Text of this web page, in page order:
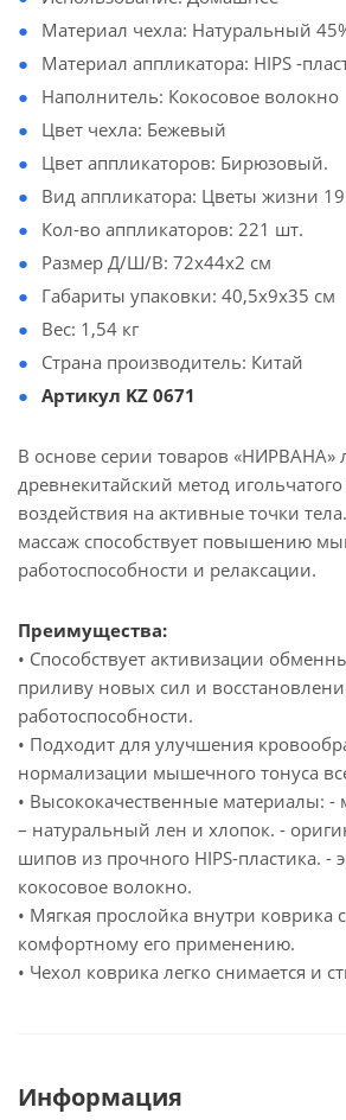
Материал чехла: Натуральный
Материал аппликатора: HIPS -
Наполнитель: Кокосовое волокно
Цвет чехла: Бежевый
Цвет аппликаторов: Бирюзовый.
Вид аппликатора: Цветы жизни 19
Кол-во аппликаторов: 221 шт.
Размер Д/Ш/В: 72х44х2 см
Габариты упаковки: 40,5х9х35 см
Вес: 1,54 кг
Страна производитель: Китай
Артикул KZ 0671
В основе серии товаров «НИРВАНА»
древнекитайский метод
воздействия на активные точки
массаж способствует повышению
работоспособности и релаксации.
Преимущества:
• Способствует активизации
приливу новых сил и
работоспособности.
• Подходит для улучшения
нормализации мышечного тонуса
• Высококачественные материалы: -
– натуральный лен и хлопок. -
шипов из прочного HIPS-пластика. -
кокосовое волокно.
• Мягкая прослойка внутри коврика
комфортному его применению.
• Чехол коврика легко снимается и
Информация